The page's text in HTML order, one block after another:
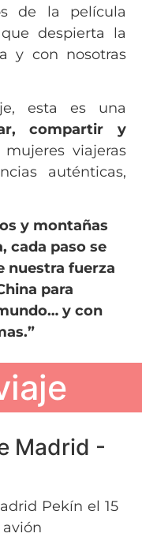
de la película
despierta la
y con nosotras
esta es una
compartir y
viajeras
auténticas,
y montañas
cada paso se
nuestra fuerza
para
y con
Madrid -
Pekín el 15